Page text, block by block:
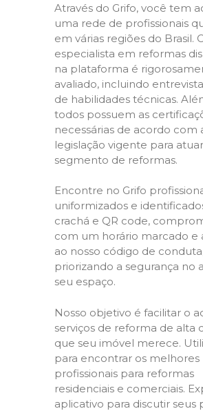
Através do Grifo, você tem
uma rede de profissionais
em várias regiões do Brasil.
especialista em reformas
na plataforma é
avaliado, incluindo
de habilidades técnicas.
todos possuem as
necessárias de acordo com
legislação vigente para
segmento de reformas.
Encontre no Grifo
uniformizados e
crachá e QR code,
com um horário marcado e
ao nosso código de
priorizando a segurança no
seu espaço.
Nosso objetivo é facilitar o
serviços de reforma de alta
que seu imóvel merece.
para encontrar os melhores
profissionais para reformas
residenciais e comerciais.
aplicativo para discutir seus